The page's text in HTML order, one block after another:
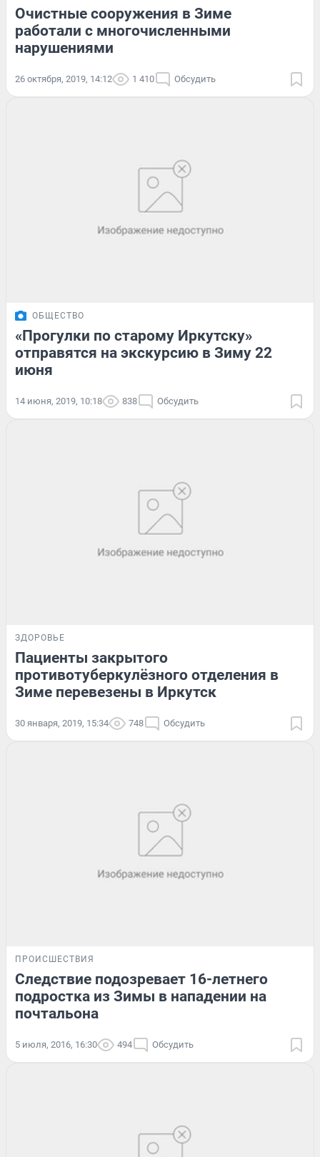
Очистные сооружения в Зиме
работали с многочисленными
нарушениями
26 октября, 2019, 14:12 1 410 Обсудить
ОБЩЕСТВО
«Прогулки по старому Иркутску»
отправятся на экскурсию в Зиму 22
июня
14 июня, 2019, 10:18 838 Обсудить
ЗДОРОВЬЕ
Пациенты закрытого
противотуберкулёзного отделения в
Зиме перевезены в Иркутск
30 января, 2019, 15:34 748 Обсудить
ПРОИСШЕСТВИЯ
Следствие подозревает 16-летнего
подростка из Зимы в нападении на
почтальона
5 июля, 2016, 16:30 494 Обсудить